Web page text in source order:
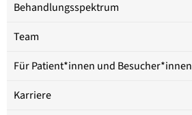
Behandlungsspektrum
Team
Für Patient*innen und Besucher*innen
Karriere